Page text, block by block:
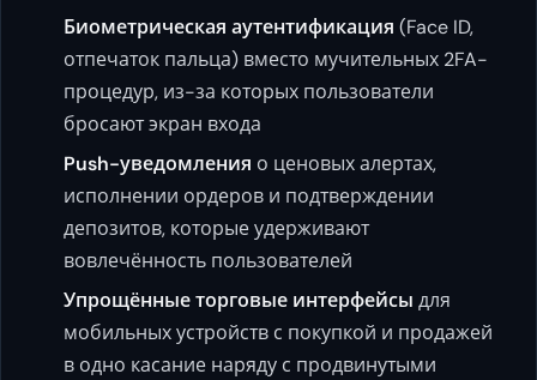
Биометрическая аутентификация (Face ID,
отпечаток пальца) вместо мучительных 2FA-
процедур, из-за которых пользователи
бросают экран входа
Push-уведомления о ценовых алертах,
исполнении ордеров и подтверждении
депозитов, которые удерживают
вовлечённость пользователей
Упрощённые торговые интерфейсы для
мобильных устройств с покупкой и продажей
в одно касание наряду с продвинутыми